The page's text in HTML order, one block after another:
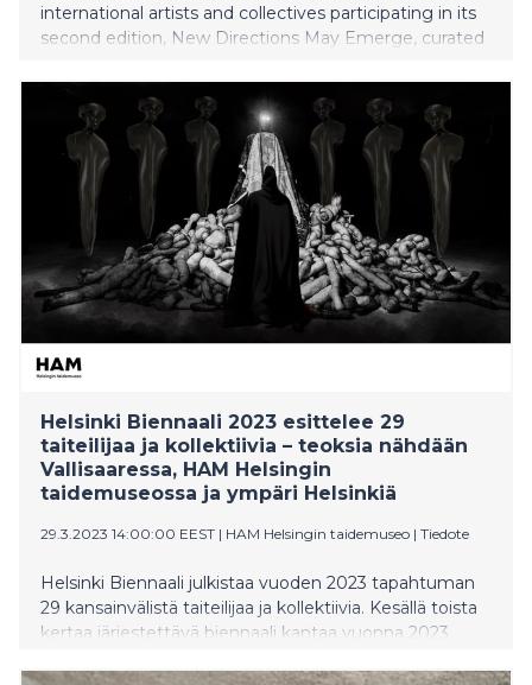
international artists and collectives participating in its
second edition, New Directions May Emerge, curated
Museum. Opening to the public on 12 June, an annual
Helsinki Day celebration in in the Finnish capital, the
biennial comprises around 50% new commissions and
site-specific works which engage with some of the
pressing issues of our time, encompassing
environmental damage, political conflict and the
impact of technology. For New Directions May
Emerge, Krysa has joined forces with five curatorial
collaborators: Critical Environmental Data, Museum of
Impossible Forms, TBA21-Academy, ViCCA @ Aalto
Helsinki Biennaali 2023 esittelee 29
taiteilijaa ja kollektiivia – teoksia nähdään
Vallisaaressa, HAM Helsingin
taidemuseossa ja ympäri Helsinkiä
29.3.2023 14:00:00 EEST | HAM Helsingin taidemuseo | Tiedote
Helsinki Biennaali julkistaa vuoden 2023 tapahtuman
29 kansainvälistä taiteilijaa ja kollektiivia. Kesällä toista
kertaa järjestettävä biennaali kantaa vuonna 2023